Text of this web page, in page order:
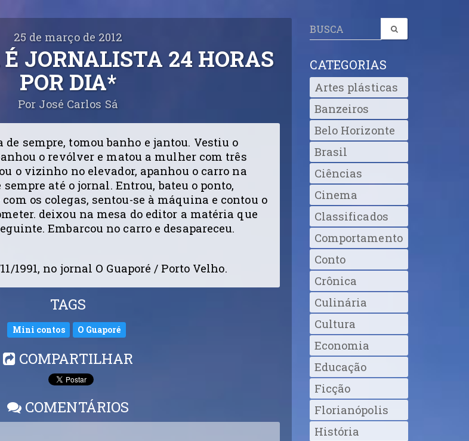
25 de março de 2012
JORNALISTA 24 HORAS
POR DIA*
Por José Carlos Sá
de sempre, tomou banho e jantou. Vestiu o
o revólver e matou a mulher com três
o vizinho no elevador, apanhou o carro na
até o jornal. Entrou, bateu o ponto,
os colegas, sentou-se à máquina e contou o
deixou na mesa do editor a matéria que
Embarcou no carro e desapareceu.
1991, no jornal O Guaporé / Porto Velho.
TAGS
Mini contos O Guaporé
COMPARTILHAR
COMENTÁRIOS
CATEGORIAS
Artes plásticas
Banzeiros
Belo Horizonte
Brasil
Ciências
Cinema
Classificados
Comportamento
Conto
Crônica
Culinária
Cultura
Economia
Educação
Ficção
Florianópolis
História